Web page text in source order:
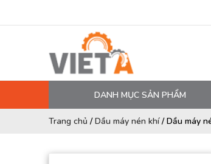
DANH MỤC SẢN PHẨM
MÁY NÉN KHÍ
Trang chủ /Dầu máy nén khí/Dầu máy